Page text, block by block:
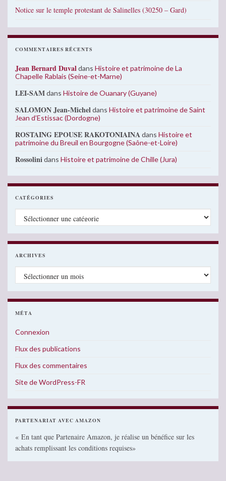
Notice sur le temple protestant de Salinelles (30250 – Gard)
COMMENTAIRES RÉCENTS
Jean Bernard Duvaldans Histoire et patrimoine de La
Chapelle Rablais (Seine-et-Marne)
LEI-SAMdans Histoire de Ouanary (Guyane)
SALOMON Jean-Micheldans Histoire et patrimoine de Saint
Jean d’Estissac (Dordogne)
ROSTAING EPOUSE RAKOTONIAINAdans Histoire et
patrimoine du Breuil en Bourgogne (Saône-et-Loire)
Rossolinidans Histoire et patrimoine de Chille (Jura)
CATÉGORIES
Catégories
ARCHIVES
Archives
MÉTA
Connexion
Flux des publications
Flux des commentaires
Site de WordPress-FR
PARTENARIAT AVEC AMAZON
« En tant que Partenaire Amazon, je réalise un bénéfice sur les
achats remplissant les conditions requises»